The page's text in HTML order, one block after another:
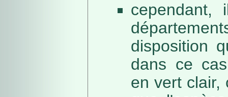
cependant,
disposition
dans ce
en vert clair,